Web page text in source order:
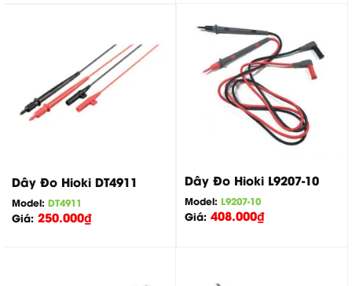
Dây Đo Hioki DT4911
Model: DT4911
Giá: 250.000₫
Dây Đo Hioki L9207-10
Model: L9207-10
Giá: 408.000₫